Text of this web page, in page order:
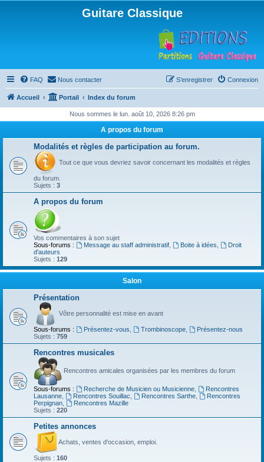
Guitare Classique
FAQ Nous contacter Connexion
S’enregistrer
Accueil Portail Index du forum
Nous sommes le lun. août 10, 2026 8:26 pm
A propos du forum
Modalités et règles de participation au forum.
Tout ce que vous devriez savoir concernant les modalités et règles
du forum.
Sujets : 3
A propos du forum
Vos commentaires à son sujet
Sous-forums :
Message au staff administratif, Boite à idées
Droit
d'auteurs
Sujets : 129
Salon
Présentation
Vôtre personnalité est mise en avant
Sous-forums : Présentez-vous Trombinoscope,
Présentez-nous
Sujets : 759
Rencontres musicales
Rencontres amicales organisées par les membres du forum
Sous-forums : Recherche de Musicien ou Musicienne,
Rencontres
Lausanne
Rencontres Souillac Rencontres Sarthe,
Rencontres
Perpignan
Rencontres Mazille
Sujets : 220
Petites annonces
Achats, ventes d'occasion, emploi.
Sujets : 160